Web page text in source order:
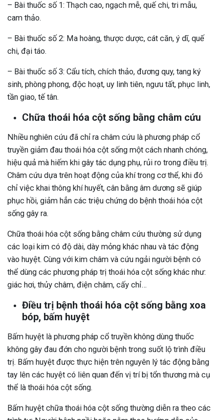
– Bài thuốc số 1: Thạch cao, ngạch mễ, quế chi, tri mẫu,
cam thảo.
– Bài thuốc số 2: Ma hoàng, thược dược, cát căn, ý dĩ, quế
chi, đại táo.
– Bài thuốc số 3: Cẩu tích, chích thảo, đương quy, tang ký
sinh, phòng phong, độc hoạt, uy linh tiên, ngưu tất, phục linh,
tần giao, tế tân.
Chữa thoái hóa cột sống bằng châm cứu
Nhiều nghiên cứu đã chỉ ra châm cứu là phương pháp cổ
truyền giảm đau thoái hóa cột sống một cách nhanh chóng,
hiệu quả mà hiếm khi gây tác dụng phụ, rủi ro trong điều trị.
Châm cứu dựa trên hoạt động của khí trong cơ thể, khi đó
chỉ việc khai thông khí huyết, cân bằng âm dương sẽ giúp
phục hồi, giảm hẳn các triệu chứng do bệnh thoái hóa cột
sống gây ra.
Chữa thoái hóa cột sống bằng châm cứu thường sử dụng
các loại kim có độ dài, dày mỏng khác nhau và tác động
vào huyệt. Cùng với kim châm và cứu ngải người bệnh có
thể dùng các phương pháp trị thoái hóa cột sống khác như:
giác hơi, thủy châm, điện châm, cấy chỉ…
Điều trị bệnh thoái hóa cột sống bằng xoa
bóp, bấm huyệt
Bấm huyệt là phương pháp cổ truyền không dùng thuốc
không gây đau đớn cho người bệnh trong suốt lộ trình điều
trị. Bấm huyệt được thực hiện trên nguyên lý tác động bằng
tay lên các huyệt có liên quan đến vị trí bị tổn thương mà cụ
thể là thoái hóa cột sống.
Bấm huyệt chữa thoái hóa cột sống thường diễn ra theo các